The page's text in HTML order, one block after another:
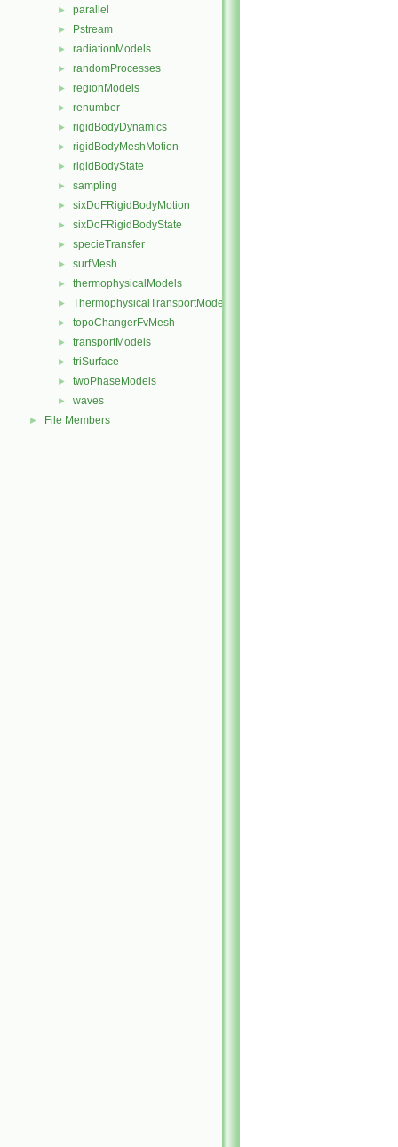
► parallel
► Pstream
► radiationModels
► randomProcesses
► regionModels
► renumber
► rigidBodyDynamics
► rigidBodyMeshMotion
► rigidBodyState
► sampling
► sixDoFRigidBodyMotion
► sixDoFRigidBodyState
► specieTransfer
► surfMesh
► thermophysicalModels
► ThermophysicalTransportModels
► topoChangerFvMesh
► transportModels
► triSurface
► twoPhaseModels
► waves
► File Members